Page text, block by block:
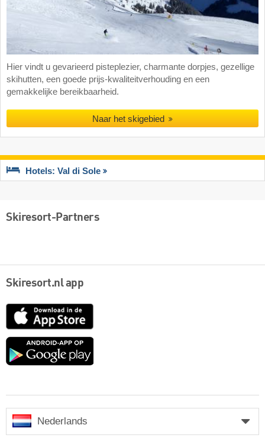
Hier vindt u gevarieerd pisteplezier, charmante dorpjes, gezellige
skihutten, een goede prijs-kwaliteitverhouding en een
gemakkelijke bereikbaarheid.
Naar het skigebied
Hotels: Val di Sole
Skiresort-Partners
Skiresort.nl app
App
Google
Nederlands